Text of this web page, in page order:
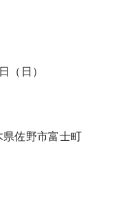
（日）
佐野市富士町